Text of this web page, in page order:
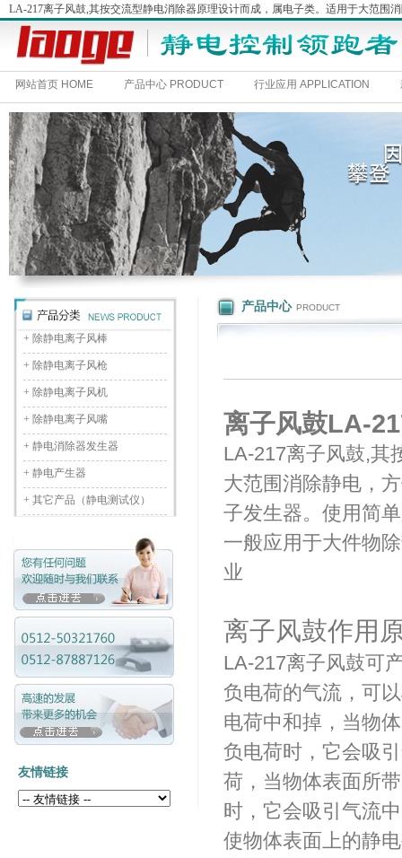
LA-217离子风鼓,其按交流型静电消除器原理设计而成，属电子类。适用于大范
网站首页 HOME 产品中心 PRODUCT 行业应用 APPLICATION
+ 除静电离子风棒
+ 除静电离子风枪
+ 除静电离子风机
+ 除静电离子风嘴
+ 静电消除器发生器
+ 静电产生器
+ 其它产品（静电测试仪）
友情链接
产品中心 PRODUCT
离子风鼓LA-
LA-217离子风鼓,其
大范围消除静电，
子发生器。使用简
一般应用于大件物
业
离子风鼓作用
LA-217离子风鼓可
负电荷的气流，可
电荷中和掉，当物
负电荷时，它会吸
荷，当物体表面所
时，它会吸引气流
使物体表面上的静